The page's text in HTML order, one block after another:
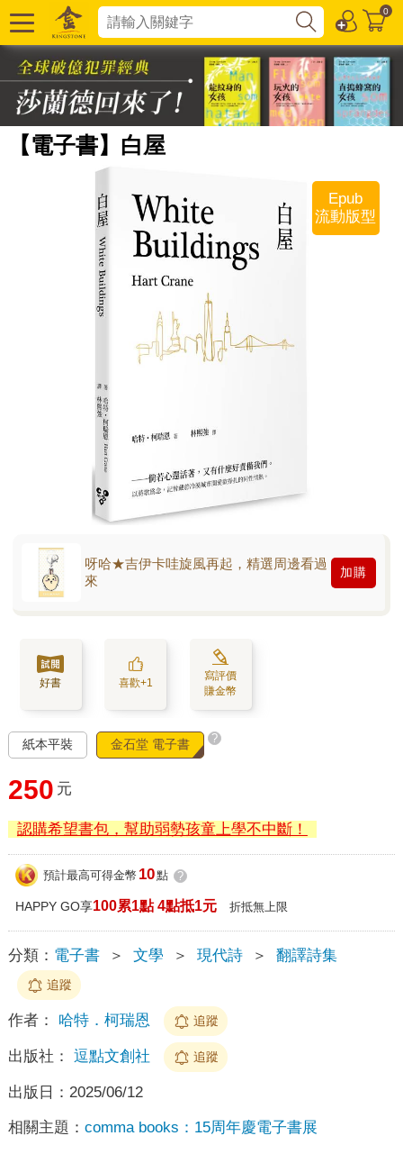
0
【電子書】白屋
Epub
流動版型
呀哈★吉伊卡哇旋風再起，精選周邊看過
來
加購
好書 喜歡+1
寫評價
賺金幣
紙本平裝 金石堂 電子書 ?
250 元
認購希望書包，幫助弱勢孩童上學不中斷！
預計最高可得金幣 10點 ?
HAPPY GO享100累1點 4點抵1元 折抵無上限
分類： 電子書 ＞ 文學 ＞ 現代詩 ＞ 翻譯詩集
追蹤
作者： 哈特．柯瑞恩 追蹤
出版社： 逗點文創社 追蹤
出版日： 2025/06/12
相關主題： comma books：15周年慶電子書展